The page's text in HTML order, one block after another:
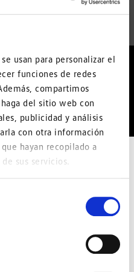
usan para personalizar el
funciones de redes
compartimos
del sitio web con
publicidad y análisis
con otra información
hayan recopilado a
sus servicios.